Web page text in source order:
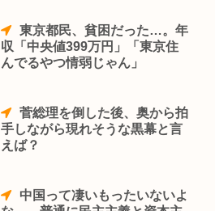
東京都民、貧困だった…。年
収「中央値399万円」「東京住
んでるやつ情弱じゃん」
菅総理を倒した後、奥から拍
手しながら現れそうな黒幕と言
えば？